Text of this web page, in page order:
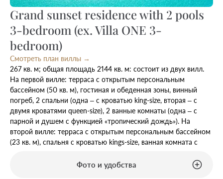
Grand sunset residence with 2 pools
3-bedroom (ex. Villa ONE 3-
bedroom)
Смотреть план виллы →
267 кв. м; общая площадь 2144 кв. м: состоит из двух вилл.
На первой вилле: терраса с открытым персональным
бассейном (50 кв. м), гостиная и обеденная зоны, винный
погреб, 2 спальни (одна – с кроватью king-size, вторая – с
двумя кроватями queen-size), 2 ванные комнаты (одна – с
парной и душем с функцией «тропический дождь»). На
второй вилле: терраса с открытым персональным бассейном
(23 кв. м), спальня с кроватью kings-size, ванная комната с
Дополнительно: iPad. Расположена в уединенном месте на
Фото и удобства